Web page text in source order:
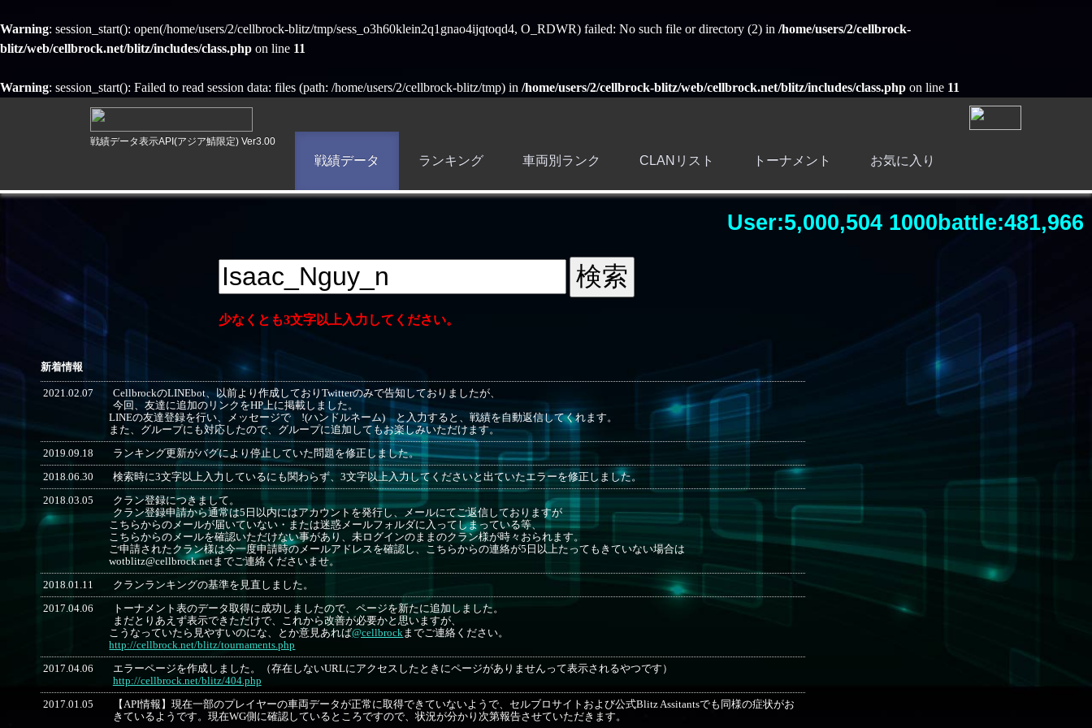
Warning: session_start(): open(/home/users/2/cellbrock-blitz/tmp/sess_o3h60klein2q1gnao4ijqtoqd4, O_RDWR) failed: No such file or directory (2) in /home/users/2/cellbrock-
blitz/web/cellbrock.net/blitz/includes/class.php on line 11
Warning: session_start(): Failed to read session data: files (path: /home/users/2/cellbrock-blitz/tmp) in /home/users/2/cellbrock-blitz/web/cellbrock.net/blitz/includes/class.php on line 11
戦績データ表示API(アジア鯖限定) Ver3.00
戦績データ ランキング 車両別ランク CLANリスト トーナメント お気に入り
User:5,000,504 1000battle:481,966
少なくとも3文字以上入力してください。
新着情報
2021.02.07
CellbrockのLINEbot、以前より作成しておりTwitterのみで告知しておりましたが、
今回、友達に追加のリンクをHP上に掲載しました。
LINEの友達登録を行い、メッセージで !(ハンドルネーム) と入力すると、戦績を自動返信してくれます。
また、グループにも対応したので、グループに追加してもお楽しみいただけます。
2019.09.18 ランキング更新がバグにより停止していた問題を修正しました。
2018.06.30 検索時に3文字以上入力しているにも関わらず、3文字以上入力してくださいと出ていたエラーを修正しました。
2018.03.05
クラン登録につきまして。
クラン登録申請から通常は5日以内にはアカウントを発行し、メールにてご返信しておりますが
こちらからのメールが届いていない・または迷惑メールフォルダに入ってしまっている等、
こちらからのメールを確認いただけない事があり、未ログインのままのクラン様が時々おられます。
ご申請されたクラン様は今一度申請時のメールアドレスを確認し、こちらからの連絡が5日以上たってもきていない場合は
wotblitz@cellbrock.netまでご連絡くださいませ。
2018.01.11 クランランキングの基準を見直しました。
2017.04.06
トーナメント表のデータ取得に成功しましたので、ページを新たに追加しました。
まだとりあえず表示できただけで、これから改善が必要かと思いますが、
こうなっていたら見やすいのにな、とか意見あれば@cellbrockまでご連絡ください。
http://cellbrock.net/blitz/tournaments.php
2017.04.06
エラーページを作成しました。（存在しないURLにアクセスしたときにページがありませんって表示されるやつです）
http://cellbrock.net/blitz/404.php
2017.01.05
【API情報】現在一部のプレイヤーの車両データが正常に取得できていないようで、セルブロサイトおよび公式Blitz Assitantsでも同様の症状がお
きているようです。現在WG側に確認しているところですので、状況が分かり次第報告させていただきます。